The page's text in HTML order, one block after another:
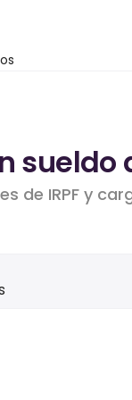
sueldo
de IRPF y